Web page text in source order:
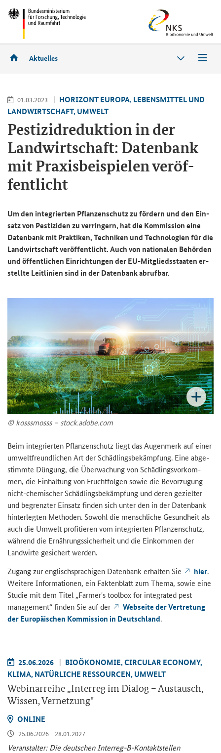
Aktuelles
01.03.2023
HO­RI­ZONT EU­RO­PA, LE­BENS­MIT­TEL UND
LAND­WIRT­SCHAFT, UM­WELT
Pes­ti­zid­re­duk­ti­on in der
Land­wirt­schaft: Da­ten­bank
mit Pra­xis­bei­spie­len ver­öf­
fent­licht
Um den in­te­grier­ten Pflan­zen­schutz zu för­dern und den Ein­
satz von Pes­ti­zi­den zu ver­rin­gern, hat die Kom­mis­si­on eine
Da­ten­bank mit Prak­ti­ken, Tech­ni­ken und Tech­no­lo­gien für die
Land­wirt­schaft ver­öf­fent­licht. Auch von na­tio­na­len Be­hör­den
und öf­fent­li­chen Ein­rich­tun­gen der EU-​Mitgliedsstaaten er­
stell­te Leit­li­ni­en sind in der Da­ten­bank ab­ruf­bar.
© koss­smosss – stock.adobe.com
Beim in­te­grier­ten Pflan­zen­schutz liegt das Au­gen­merk auf einer
um­welt­freund­li­chen Art der Schäd­lings­be­kämp­fung. Eine ab­ge­
stimm­te Dün­gung, die Über­wa­chung von Schäd­lings­vor­kom­
men, die Ein­hal­tung von Frucht­fol­gen sowie die Be­vor­zu­gung
nicht-​chemischer Schäd­lings­be­kämp­fung und deren ge­ziel­ter
und be­grenz­ter Ein­satz fin­den sich unter den in der Da­ten­bank
hin­ter­leg­ten Me­tho­den. So­wohl die mensch­li­che Ge­sund­heit als
auch die Um­welt pro­fi­tie­ren vom in­te­grier­ten Pflan­zen­schutz,
wäh­rend die Er­näh­rungs­si­cher­heit und die Ein­kom­men der
Land­wir­te ge­si­chert wer­den.
Zu­gang zur eng­lisch­spra­chi­gen Da­ten­bank er­hal­ten Sie
hier.
Wei­te­re In­for­ma­tio­nen, ein Fak­ten­blatt zum Thema, sowie eine
Stu­die mit dem Titel „Farmer's toolbox for integrated pest
management“ fin­den Sie auf der
Web­sei­te der Ver­tre­tung
der Eu­ro­päi­schen Kom­mis­si­on in Deutsch­land.
25.06.2026
BIO­ÖKO­NO­MIE, CIR­CU­LAR ECO­NO­MY,
KLIMA, NA­TÜR­LI­CHE RES­SOUR­CEN, UM­WELT
We­bi­nar­rei­he „Interregim Dia­log – Aus­tausch,
Wis­sen, Ver­net­zung"
ON­LINE
25.06.2026 - 28.01.2027
Ver­an­stal­ter: Die deut­schen Interreg-​B-Kontaktstellen